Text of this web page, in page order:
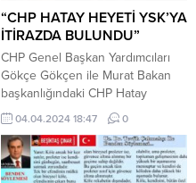
“CHP HATAY HEYETİ YSK’YA
İTİRAZDA BULUNDU”
CHP Genel Başkan Yardımcıları
Gökçe Gökçen ile Murat Bakan
başkanlığındaki CHP Hatay
Heyeti, Hatay’daki seçim
sonuçları ve yaptıkları itirazlarla
ilgili açıklama yaptı. Gökçen,
“İstanbul Gaziosmanpaşa’da oylar
04.04.2024 18:47 0